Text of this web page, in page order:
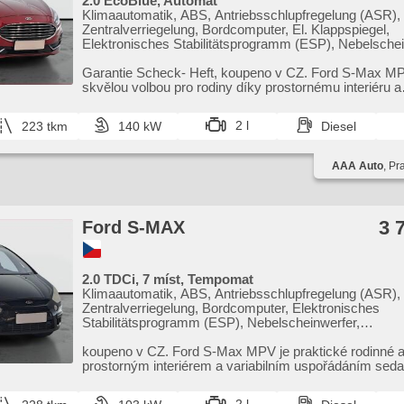
Stabilitätsprogramm (ESP), Start-Stop System, starten
Anhängerkupplung, Tempomat, Getönte Scheiben,
rychlostního limitu (SLIF), USB, Außenthermometer,
beheizte Spiegel, beheizte Frontscheibe, vyhřívané
ostřikovačů čelního skla, Ausziehbare Kopflehnen,
Sitze, Heckscheibenwischer, Heck LED Leuchte,
Schlossverblendung, zatmavená zadní skla
Klimaautomatik, ABS, Antriebsschlupfregelung (ASR),
Zentralverriegelung, Bordcomputer, El. Klappspiegel,
Elektronisches Stabilitätsprogramm (ESP),
Anhängerkupplung, Reifendrucksensor, USB,
beheizte Frontscheibe, beheizte Lenkrad, Uhr Spur,
Garantie Scheck​- Heft,​ koupeno v CZ. Ford S​-Max
skvělou volbou pro rodiny díky prostornému interiéru a
223 tkm 140 kW 2 l Diesel
AAA Auto,
Ford S-MAX 3
2.0 TDCi, 7 míst, Tempomat
Klimaautomatik, ABS, Antriebsschlupfregelung (ASR),
Zentralverriegelung, Bordcomputer, Elektronisches
Stabilitätsprogramm (ESP), Nebelscheinwerfer,
Servolenkung, El. Seitenscheiben, Autoradio,
koupeno v CZ. Ford S​-Max MPV je praktické rodinné
prostorným interiérem a variabilním uspořádáním